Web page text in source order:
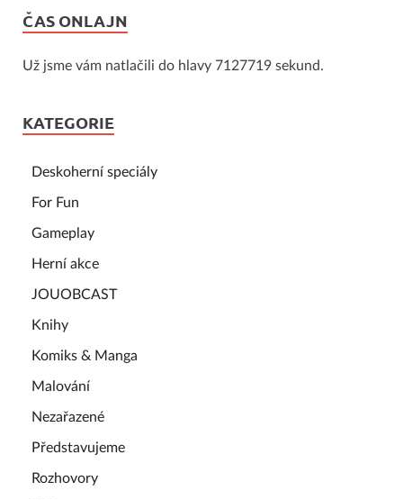
ČAS ONLAJN
Už jsme vám natlačili do hlavy 7127719 sekund.
KATEGORIE
Deskoherní speciály
For Fun
Gameplay
Herní akce
JOUOBCAST
Knihy
Komiks & Manga
Malování
Nezařazené
Představujeme
Rozhovory